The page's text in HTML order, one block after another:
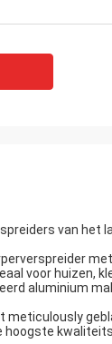
van het
voor huizen,
aluminium